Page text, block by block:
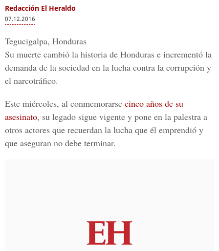
Redacción El Heraldo
07.12.2016
Tegucigalpa, Honduras
Su muerte cambió la historia de Honduras e incrementó la
demanda de la sociedad en la lucha contra la corrupción y
el narcotráfico.
Este miércoles, al conmemorarse cinco años de su
asesinato, su legado sigue vigente y pone en la palestra a
otros actores que recuerdan la lucha que él emprendió y
que aseguran no debe terminar.